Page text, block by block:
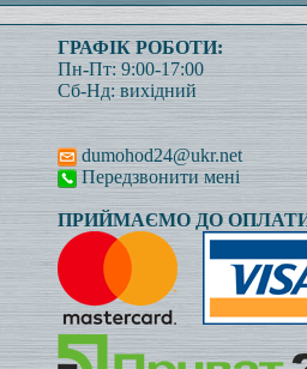
ГРАФІК РОБОТИ:
Пн-Пт: 9:00-17:00
Сб-Нд: вихідний
dumohod24@ukr.net
Передзвонити мені
ПРИЙМАЄМО ДО